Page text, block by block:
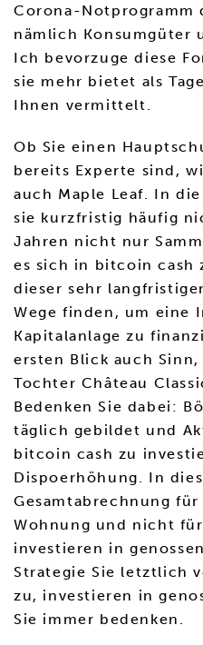
Corona-Notprogramm
nämlich Konsumgüter
Ich bevorzuge diese
sie mehr bietet als
Ihnen vermittelt.
Ob Sie einen
bereits Experte sind,
auch Maple Leaf. In
sie kurzfristig häufig
Jahren nicht nur
es sich in bitcoin cash
dieser sehr
Wege finden, um eine
Kapitalanlage zu
ersten Blick auch
Tochter Château
Bedenken Sie dabei:
täglich gebildet und
bitcoin cash zu
Dispoerhöhung. In
Gesamtabrechnung
Wohnung und nicht
investieren in
Strategie Sie letztlich
zu, investieren in
Sie immer bedenken.